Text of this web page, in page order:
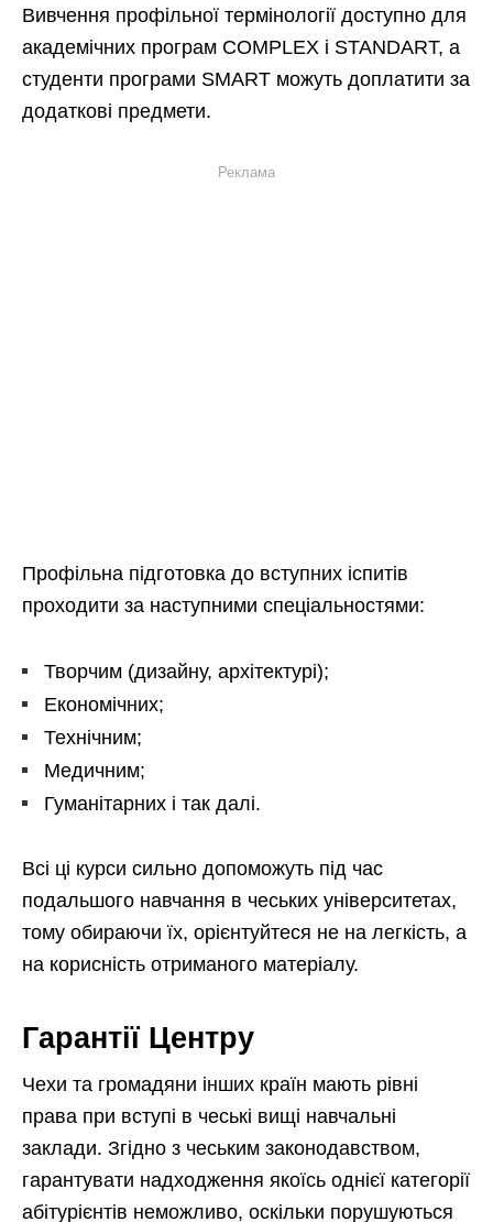
Вивчення профільної термінології доступно для
академічних програм COMPLEX і STANDART, а
студенти програми SMART можуть доплатити за
додаткові предмети.
Реклама
Профільна підготовка до вступних іспитів
проходити за наступними спеціальностями:
Творчим (дизайну, архітектурі);
Економічних;
Технічним;
Медичним;
Гуманітарних і так далі.
Всі ці курси сильно допоможуть під час
подальшого навчання в чеських університетах,
тому обираючи їх, орієнтуйтеся не на легкість, а
на корисність отриманого матеріалу.
Гарантії Центру
Чехи та громадяни інших країн мають рівні
права при вступі в чеські вищі навчальні
заклади. Згідно з чеським законодавством,
гарантувати надходження якоїсь однієї категорії
абітурієнтів неможливо, оскільки порушуються